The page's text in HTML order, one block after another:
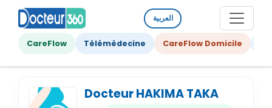
العربية
CareFlow Télémédecine CareFlow Domicile
Docteur HAKIMA TAKA